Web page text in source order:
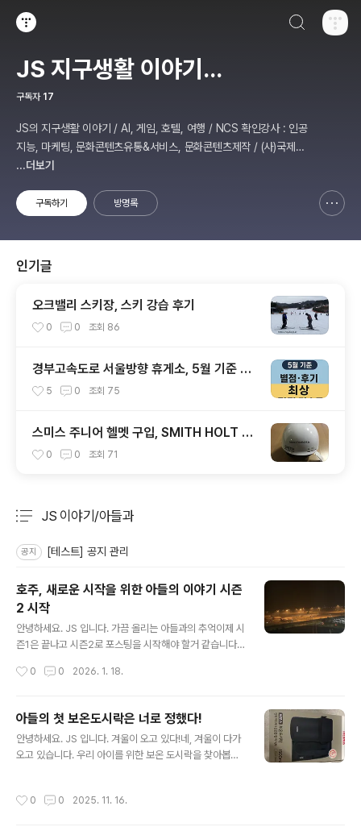
JS 지구생활 이야기...
구독자 17
JS의 지구생활 이야기 / AI, 게임, 호텔, 여행 / NCS 확인강사 : 인공
지능, 마케팅, 문화콘텐츠유통&서비스, 문화콘텐츠제작 / (사)국제미
디어예술협회 강원지부장 겸 수석연구원
...더보기
구독하기 방명록
인기글
오크밸리 스키장, 스키 강습 후기
0 0 조회 86
경부고속도로 서울방향 휴게소, 5월 기준 맛
집 리스트
5 0 조회 75
스미스 주니어 헬멧 구입, SMITH HOLT JR
1920
0 0 조회 71
JS 이야기/아들과
공지 [테스트] 공지 관리
호주, 새로운 시작을 위한 아들의 이야기 시즌
2 시작
안녕하세요. JS 입니다. 가끔 올리는 아들과의 추억이제 시
즌1은 끝나고 시즌2로 포스팅을 시작해야 할거 같습니다.
진행할지는 고민입니다. 아들은 한국에서 시즌1을 마무리
답다. 정말 좋은 곳이다. 라는건 체험해 보지 않은 사람은
모르죠.아들은 졸업식 연사에서 아름다운 한국에서 초등학
교를 졸업하게 되어 행복하다고 했습니다. 정말 힘들고, 어
렵고, 좌절하고, 시기와 질투가 많아서 힘들었던 기억은 잊
인천공항 T1 에서 T2로 이동해서 1박을 공항 인근 호텔에
0 0 2026. 1. 18.
아들의 첫 보온도시락은 너로 정했다!
안녕하세요. JS 입니다. 겨울이 오고 있다!네, 겨울이 다가
오고 있습니다. 우리 아이를 위한 보온 도시락을 찾아봅니
이 된다는 써모스 보온 도시락 맛있는 온도로 보온되는 써
0 0 2025. 11. 16.